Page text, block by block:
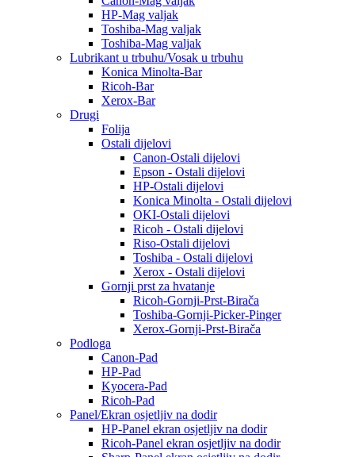
HP-Mag valjak
Toshiba-Mag valjak
Toshiba-Mag valjak
Lubrikant u trbuhu/Vosak u trbuhu
Konica Minolta-Bar
Ricoh-Bar
Xerox-Bar
Drugi
Folija
Ostali dijelovi
Canon-Ostali dijelovi
Epson - Ostali dijelovi
HP-Ostali dijelovi
Konica Minolta - Ostali dijelovi
OKI-Ostali dijelovi
Ricoh - Ostali dijelovi
Riso-Ostali dijelovi
Toshiba - Ostali dijelovi
Xerox - Ostali dijelovi
Gornji prst za hvatanje
Ricoh-Gornji-Prst-Birača
Toshiba-Gornji-Picker-Pinger
Xerox-Gornji-Prst-Birača
Podloga
Canon-Pad
HP-Pad
Kyocera-Pad
Ricoh-Pad
Panel/Ekran osjetljiv na dodir
HP-Panel ekran osjetljiv na dodir
Ricoh-Panel ekran osjetljiv na dodir